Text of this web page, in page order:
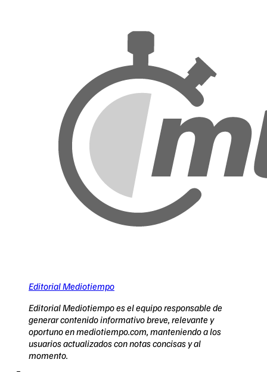
Editorial Mediotiempo
Editorial Mediotiempo es el equipo responsable de
generar contenido informativo breve, relevante y
oportuno en mediotiempo.com, manteniendo a los
usuarios actualizados con notas concisas y al
momento.